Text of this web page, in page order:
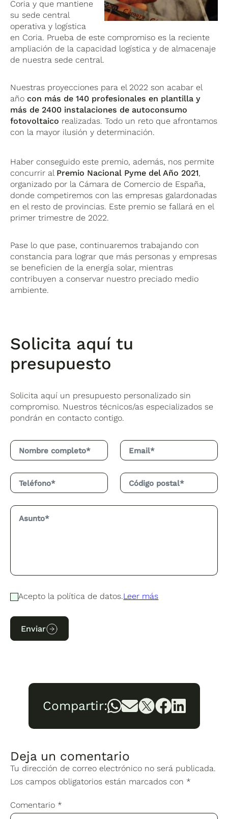
Coria y que mantiene
su sede central
operativa y logística
en Coria. Prueba de este compromiso es la reciente
ampliación de la capacidad logística y de almacenaje
de nuestra sede central.
Nuestras proyecciones para el 2022 son acabar el
añocon más de 140 profesionales en plantilla y
más de 2400 instalaciones de autoconsumo
fotovoltaico realizadas. Todo un reto que afrontamos
con la mayor ilusión y determinación.
Haber conseguido este premio, además, nos permite
concurrir al Premio Nacional Pyme del Año 2021,
organizado por la Cámara de Comercio de España,
donde competiremos con las empresas galardonadas
en el resto de provincias. Este premio se fallará en el
primer trimestre de 2022.
Pase lo que pase, continuaremos trabajando con
constancia para lograr que más personas y empresas
se beneficien de la energía solar, mientras
contribuyen a conservar nuestro preciado medio
ambiente.
Solicita aquí tu
presupuesto
Solicita aquí un presupuesto personalizado sin
compromiso. Nuestros técnicos/as especializados se
pondrán en contacto contigo.
Acepto la política de datos.Leer más
Enviar
Compartir:
Deja un comentario
Tu dirección de correo electrónico no será publicada.
Los campos obligatorios están marcados con *
Comentario *